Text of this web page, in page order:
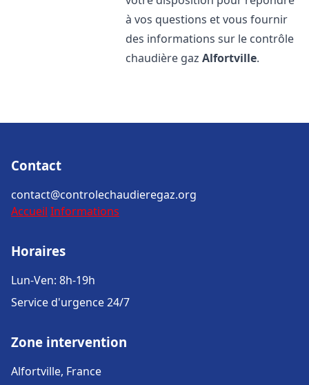
à vos questions et vous fournir
des informations sur le contrôle
chaudière gazAlfortville.
Contact
contact@controlechaudieregaz.org
Accueil Informations
Horaires
Lun-Ven: 8h-19h
Service d'urgence 24/7
Zone intervention
Alfortville, France